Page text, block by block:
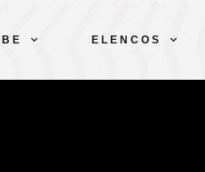
ELENCOS